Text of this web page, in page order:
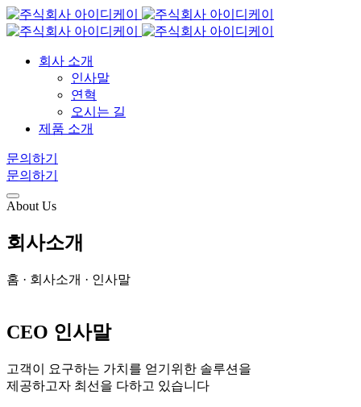
회사 소개
인사말
연혁
오시는 길
제품 소개
문의하기
문의하기
About Us
회사소개
홈 · 회사소개 · 인사말
CEO 인사말
고객이 요구하는 가치를 얻기위한 솔루션을
제공하고자 최선을 다하고 있습니다